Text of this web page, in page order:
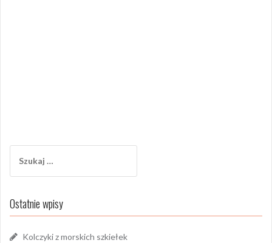
Ostatnie wpisy
Kolczyki z morskich szkiełek